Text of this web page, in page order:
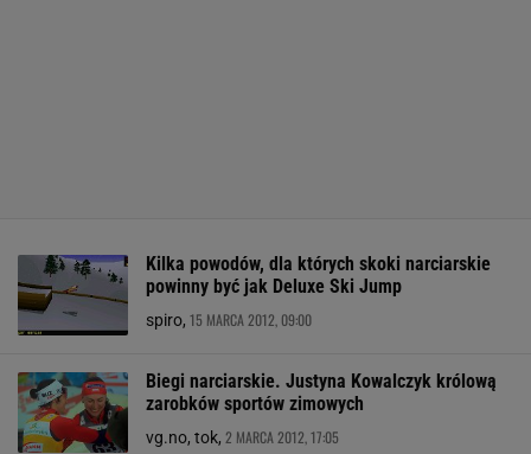
Kilka powodów, dla których skoki narciarskie
powinny być jak Deluxe Ski Jump
spiro, 15 MARCA 2012, 09:00
Biegi narciarskie. Justyna Kowalczyk królową
zarobków sportów zimowych
vg.no, tok, 2 MARCA 2012, 17:05